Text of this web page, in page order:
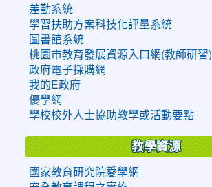
差勤系統
學習扶助方案科技化評量系統
圖書館系統
桃園市教育發展資源入口網(教師研習)
政府電子採購網
我的E政府
優學網
學校校外人士協助教學或活動要點
教學資源
國家教育研究院愛學網